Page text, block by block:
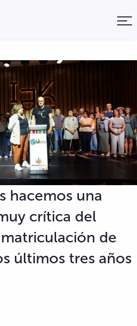
hacemos una
crítica del
de
últimos tres años